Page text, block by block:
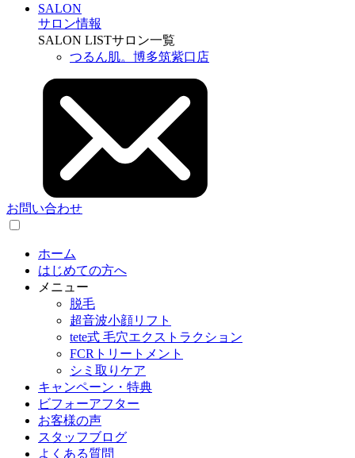
SALON
サロン情報
SALON LISTサロン一覧
つるん肌。博多筑紫口店
お問い合わせ
ホーム
はじめての方へ
メニュー
脱毛
超音波小顔リフト
tete式 毛穴エクストラクション
FCRトリートメント
シミ取りケア
キャンペーン・特典
ビフォーアフター
お客様の声
スタッフブログ
よくある質問